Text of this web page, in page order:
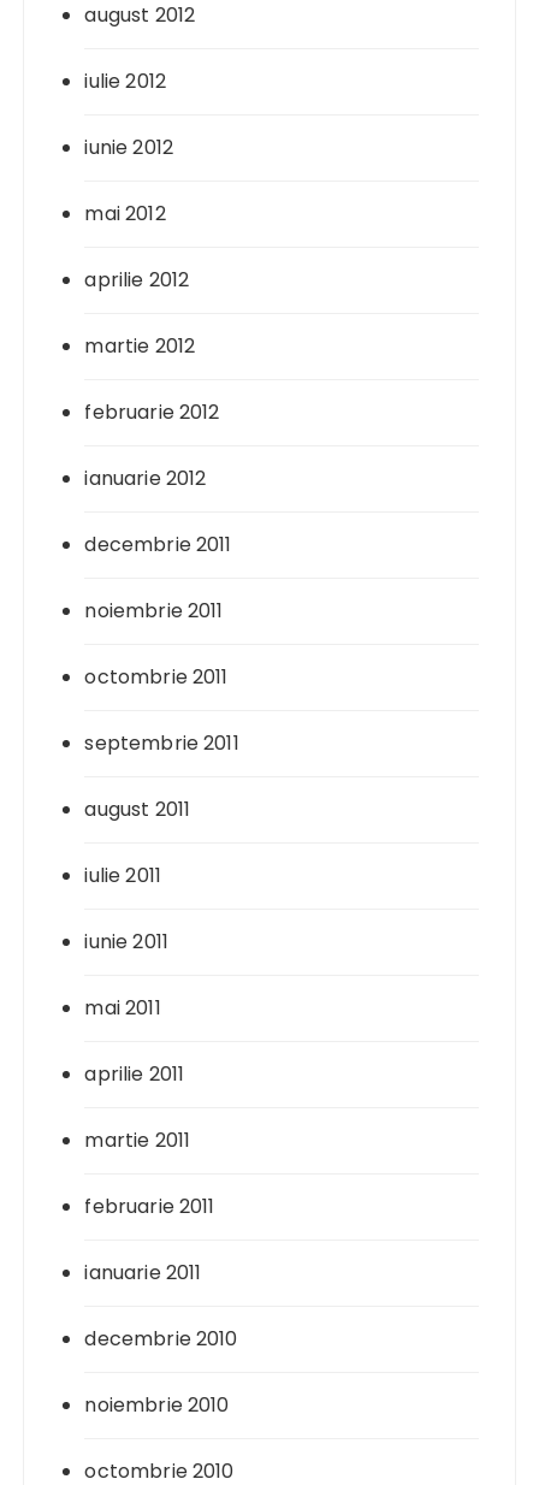
august 2012
iulie 2012
iunie 2012
mai 2012
aprilie 2012
martie 2012
februarie 2012
ianuarie 2012
decembrie 2011
noiembrie 2011
octombrie 2011
septembrie 2011
august 2011
iulie 2011
iunie 2011
mai 2011
aprilie 2011
martie 2011
februarie 2011
ianuarie 2011
decembrie 2010
noiembrie 2010
octombrie 2010